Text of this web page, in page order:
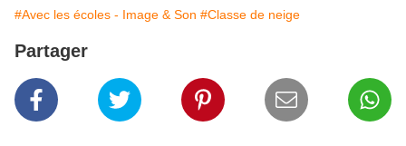
#Avec les écoles - Image & Son #Classe de neige
Partager